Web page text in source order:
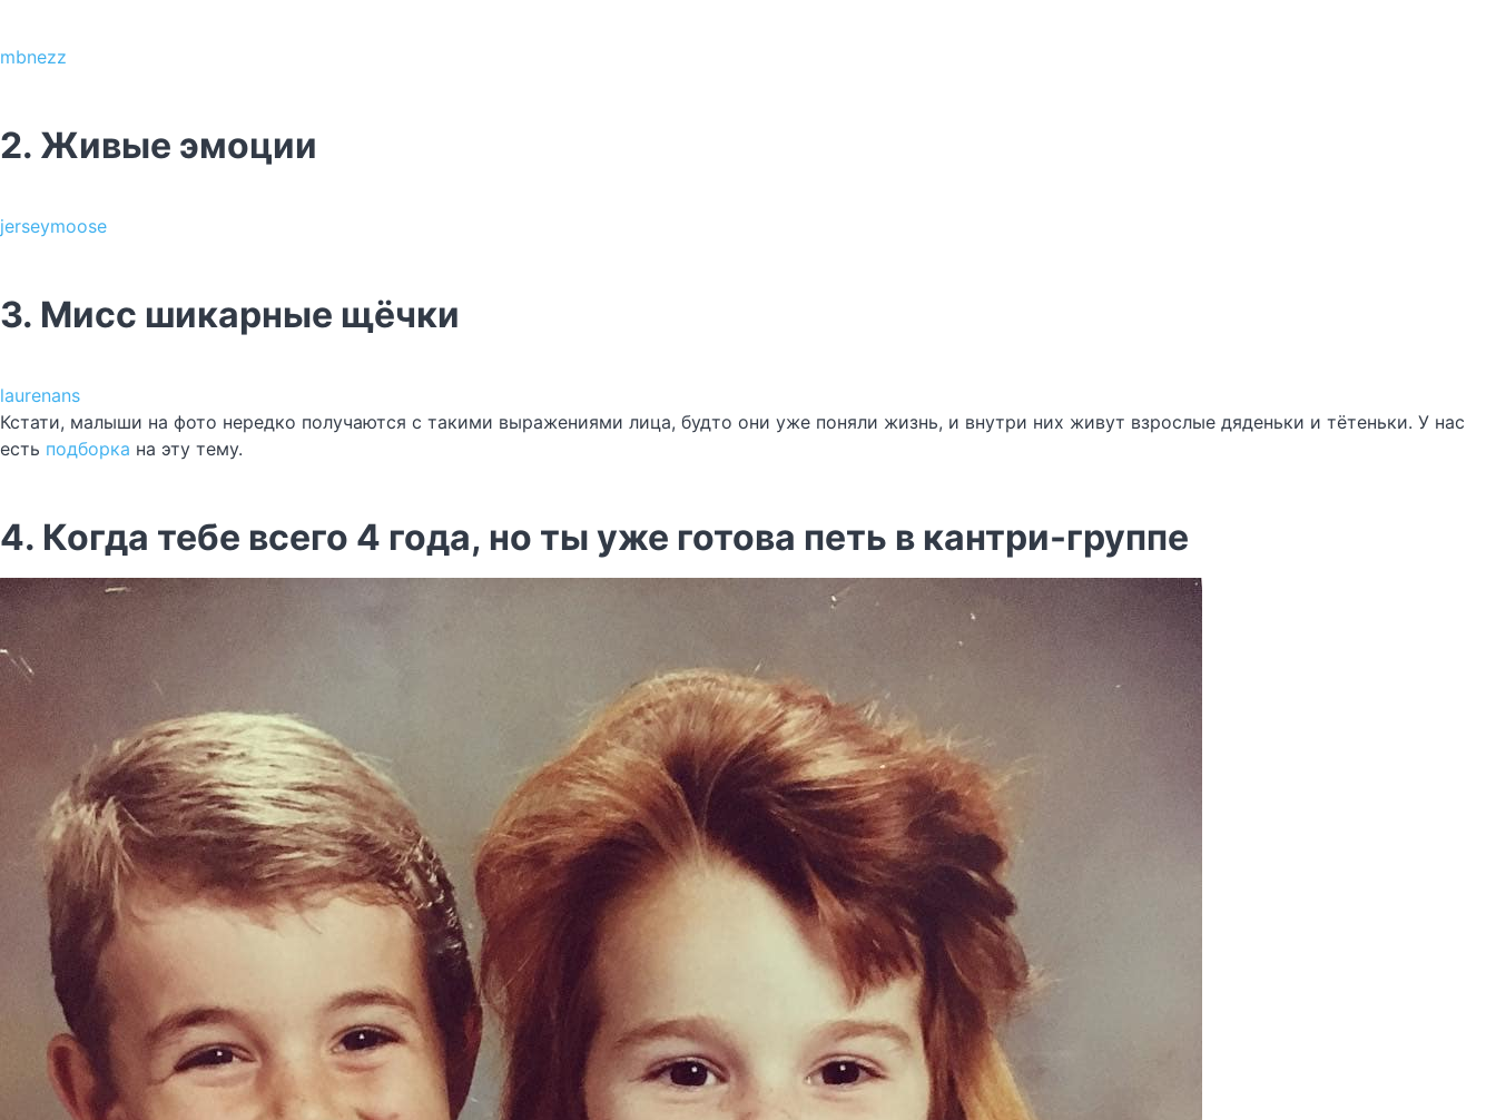
mbnezz
2. Живые эмоции
jerseymoose
3. Мисс шикарные щёчки
laurenans
Кстати, малыши на фото нередко получаются с такими выражениями лица, будто они уже поняли жизнь, и внутри них живут взрослые дяденьки и тётеньки. У нас
есть подборка на эту тему.
4. Когда тебе всего 4 года, но ты уже готова петь в кантри-группе